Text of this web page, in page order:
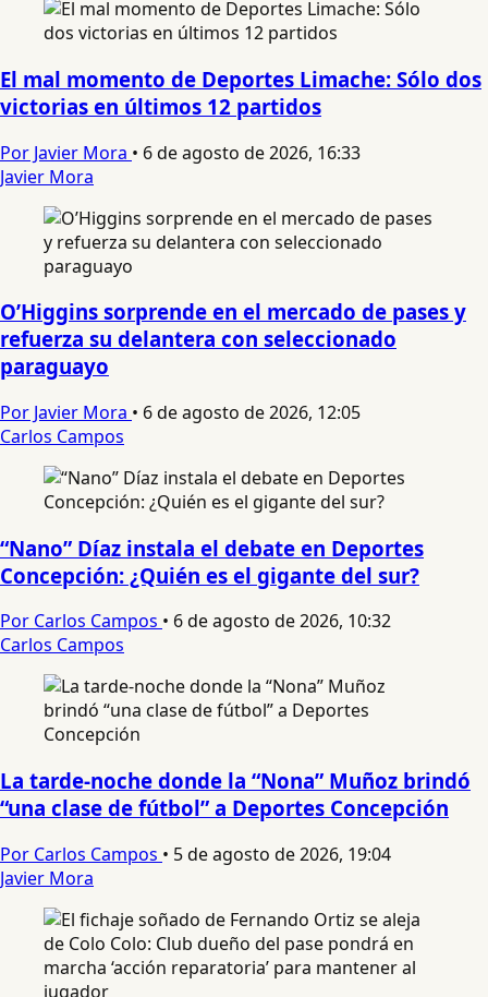
El mal momento de Deportes Limache: Sólo dos
victorias en últimos 12 partidos
Por Javier Mora • 6 de agosto de 2026, 16:33
Javier Mora
O’Higgins sorprende en el mercado de pases y
refuerza su delantera con seleccionado
paraguayo
Por Javier Mora • 6 de agosto de 2026, 12:05
Carlos Campos
“Nano” Díaz instala el debate en Deportes
Concepción: ¿Quién es el gigante del sur?
Por Carlos Campos • 6 de agosto de 2026, 10:32
Carlos Campos
La tarde-noche donde la “Nona” Muñoz brindó
“una clase de fútbol” a Deportes Concepción
Por Carlos Campos • 5 de agosto de 2026, 19:04
Javier Mora